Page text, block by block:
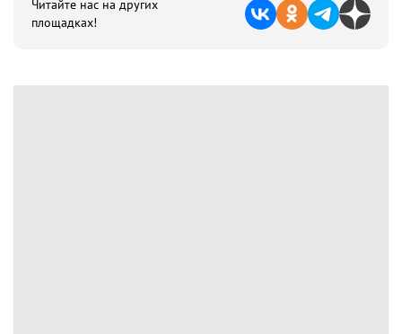
Читайте нас на других
площадках!